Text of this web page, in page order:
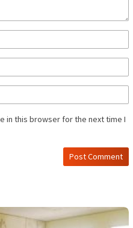
in this browser for the next time I